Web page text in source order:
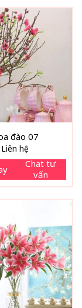
đào 07
Liên hệ
Chat tư
vấn